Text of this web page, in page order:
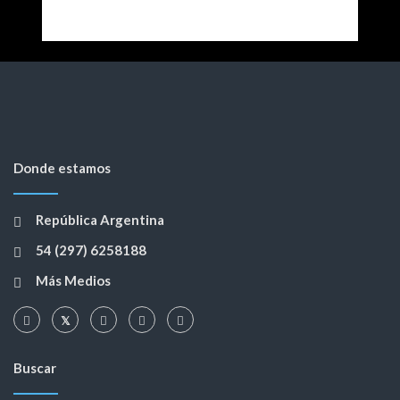
Donde estamos
República Argentina
54 (297) 6258188
Más Medios
Buscar